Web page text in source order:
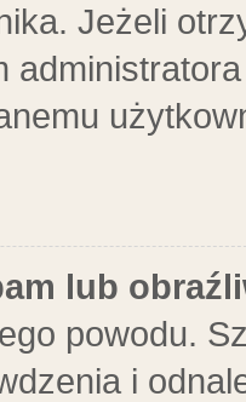
Jeżeli
lub
powodu.
i